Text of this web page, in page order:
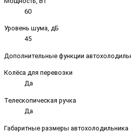
60
Уровень шума, дБ
45
Дополнительные функции
Колёса для перевозки
Да
Телескопическая ручка
Да
Габаритные размеры автохолодильника